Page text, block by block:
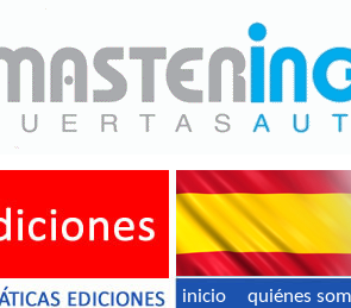
inicio quiénes